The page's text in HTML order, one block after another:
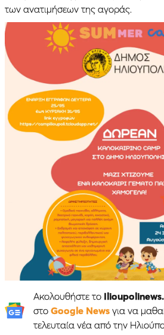
των ανατιμήσεων της αγοράς.
Ακολουθήστε το
στο Google Newsγια να
τελευταία νέα από την